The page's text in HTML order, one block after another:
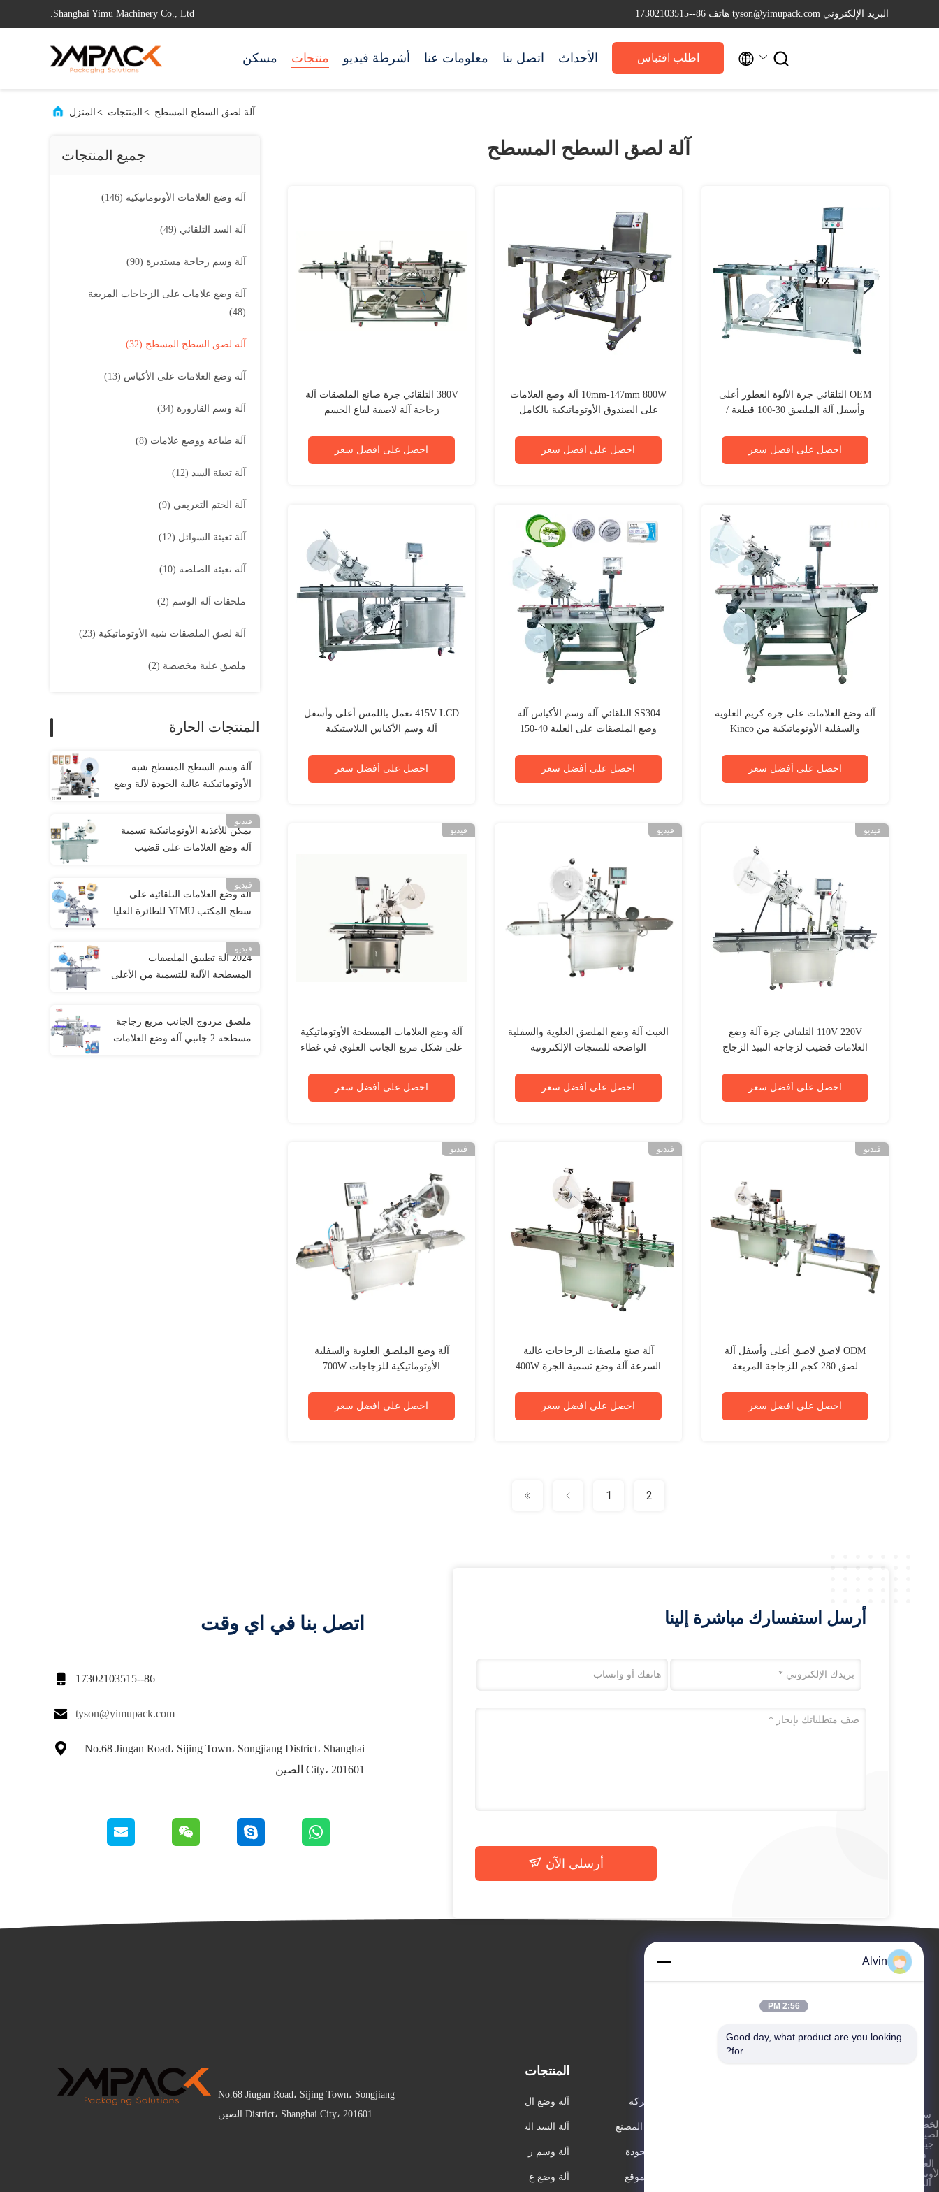
Shanghai Yimu Machinery Co., Ltd. البريد الإلكتروني tyson@yimupack.com هاتف 86--17302103515
مسكن منتجات أشرطة فيديو معلومات عنا اتصل بنا الأحداث اطلب اقتباس  
المنزل > المنتجات > آلة لصق السطح المسطح
جميع المنتجات
آلة وضع العلامات الأوتوماتيكية (146)
آلة السد التلقائي (49)
آلة وسم زجاجة مستديرة (90)
آلة وضع علامات على الزجاجات المربعة
(48)
آلة لصق السطح المسطح (32)
آلة وضع العلامات على الأكياس (13)
آلة وسم القارورة (34)
آلة طباعة ووضع علامات (8)
آلة تعبئة السد (12)
آلة الختم التعريفي (9)
آلة تعبئة السوائل (12)
آلة تعبئة الصلصة (10)
ملحقات آلة الوسم (2)
آلة لصق الملصقات شبه الأوتوماتيكية (23)
ملصق علبة مخصصة (2)
المنتجات الحارة
آلة وسم السطح المسطح شبه
الأوتوماتيكية عالية الجودة لآلة وضع
المسطحة
فيديو
يمكن للأغذية الأوتوماتيكية تسمية
آلة وضع العلامات على قضيب
فيديو
آلة وضع العلامات التلقائية على
سطح المكتب YIMU للطائرة العليا
فيديو
2024 آلة تطبيق الملصقات
المسطحة الآلية للتسمية من الأعلى
ملصق مزدوج الجانب مربع زجاجة
مسطحة 2 جانبي آلة وضع العلامات
آلة لصق السطح المسطح
380V التلقائي جرة صانع الملصقات آلة
زجاجة آلة لاصقة لقاع الجسم
احصل على أفضل سعر
10mm-147mm 800W آلة وضع العلامات
على الصندوق الأوتوماتيكية بالكامل
احصل على أفضل سعر
OEM التلقائي جرة الألوة العطور أعلى
وأسفل آلة الملصق 30-100 قطعة /
احصل على أفضل سعر
415V LCD تعمل باللمس أعلى وأسفل
آلة وسم الأكياس البلاستيكية
احصل على أفضل سعر
SS304 التلقائي آلة وسم الأكياس آلة
وضع الملصقات على العلبة 40-150
احصل على أفضل سعر
آلة وضع العلامات على جرة كريم العلوية
والسفلية الأوتوماتيكية من Kinco
احصل على أفضل سعر
فيديو
آلة وضع العلامات المسطحة الأوتوماتيكية
على شكل مربع الجانب العلوي في غطاء
احصل على أفضل سعر
فيديو
العبث آلة وضع الملصق العلوية والسفلية
الواضحة للمنتجات الإلكترونية
احصل على أفضل سعر
فيديو
110V 220V التلقائي جرة آلة وضع
العلامات قضيب لزجاجة النبيذ الزجاج
احصل على أفضل سعر
فيديو
آلة وضع الملصق العلوية والسفلية
الأوتوماتيكية للزجاجات 700W
احصل على أفضل سعر
فيديو
آلة صنع ملصقات الزجاجات عالية
السرعة آلة وضع تسمية الجرة 400W
احصل على أفضل سعر
فيديو
ODM لاصق لاصق أعلى وأسفل آلة
لصق 280 كجم للزجاجة المربعة
احصل على أفضل سعر
1 2
اتصل بنا في اي وقت
 86--17302103515
 tyson@yimupack.com

No.68 Jiugan Road، Sijing Town، Songjiang District، Shanghai
City، 201601 الصين
أرسل استفسارك مباشرة إلينا
أرسلي الآن
No.68 Jiugan Road، Sijing Town، Songjiang
District، Shanghai City، 201601 الصين
المنتجات
آلة وضع ال
علامات الأو
آلة السد الت
لقائي
آلة وسم ز
جاجة مست
آلة وضع ع
ملف الشركة
جولة في المصنع
مراقبة الجودة
خريطة الموقع
سياسة
جودة
جيدة آلة
وضع
العلامات
المورد.
Alvin
2:56 PM
Good day, what product are you looking
for?